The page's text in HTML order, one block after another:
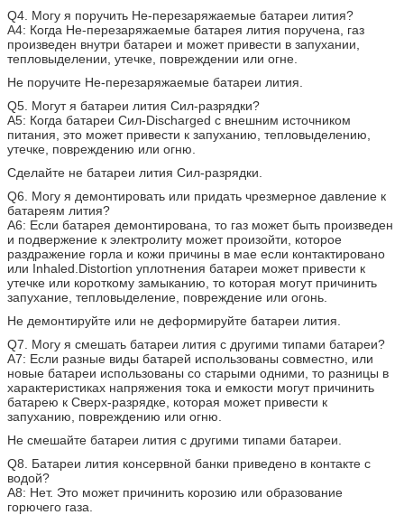
Q4. Могу я поручить Не-перезаряжаемые батареи лития?
A4: Когда Не-перезаряжаемые батарея лития поручена, газ
произведен внутри батареи и может привести в запухании,
тепловыделении, утечке, повреждении или огне.
Не поручите Не-перезаряжаемые батареи лития.
Q5. Могут я батареи лития Сил-разрядки?
A5: Когда батареи Сил-Discharged с внешним источником
питания, это может привести к запуханию, тепловыделению,
утечке, повреждению или огню.
Сделайте не батареи лития Сил-разрядки.
Q6. Могу я демонтировать или придать чрезмерное давление к
батареям лития?
A6: Если батарея демонтирована, то газ может быть произведен
и подвержение к электролиту может произойти, которое
раздражение горла и кожи причины в мае если контактировано
или Inhaled.Distortion уплотнения батареи может привести к
утечке или короткому замыканию, то которая могут причинить
запухание, тепловыделение, повреждение или огонь.
Не демонтируйте или не деформируйте батареи лития.
Q7. Могу я смешать батареи лития с другими типами батареи?
A7: Если разные виды батарей использованы совместно, или
новые батареи использованы со старыми одними, то разницы в
характеристиках напряжения тока и емкости могут причинить
батарею к Сверх-разрядке, которая может привести к
запуханию, повреждению или огню.
Не смешайте батареи лития с другими типами батареи.
Q8. Батареи лития консервной банки приведено в контакте с
водой?
A8: Нет. Это может причинить корозию или образование
горючего газа.